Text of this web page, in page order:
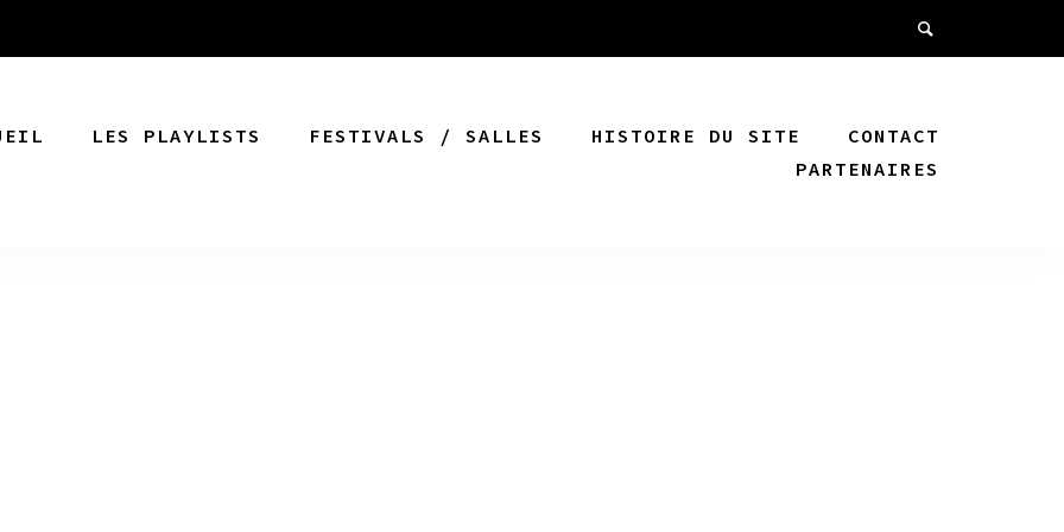
LES PLAYLISTS FESTIVALS / SALLES HISTOIRE DU SITE
CONTACT
PARTENAIRES